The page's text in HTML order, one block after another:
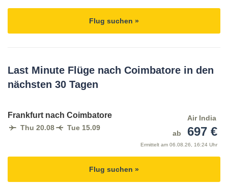
Flug suchen »
Last Minute Flüge nach Coimbatore in den
nächsten 30 Tagen
Frankfurt nach Coimbatore
Thu 20.08 Tue 15.09
Air India
ab
697 €
Ermittelt am 06.08.26, 16:24 Uhr
Flug suchen »